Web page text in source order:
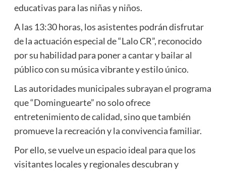
educativas para las niñas y niños.
A las 13:30 horas, los asistentes podrán disfrutar
de la actuación especial de “Lalo CR”, reconocido
por su habilidad para poner a cantar y bailar al
público con su música vibrante y estilo único.
Las autoridades municipales subrayan el programa
que “Dominguearte” no solo ofrece
entretenimiento de calidad, sino que también
promueve la recreación y la convivencia familiar.
Por ello, se vuelve un espacio ideal para que los
visitantes locales y regionales descubran y